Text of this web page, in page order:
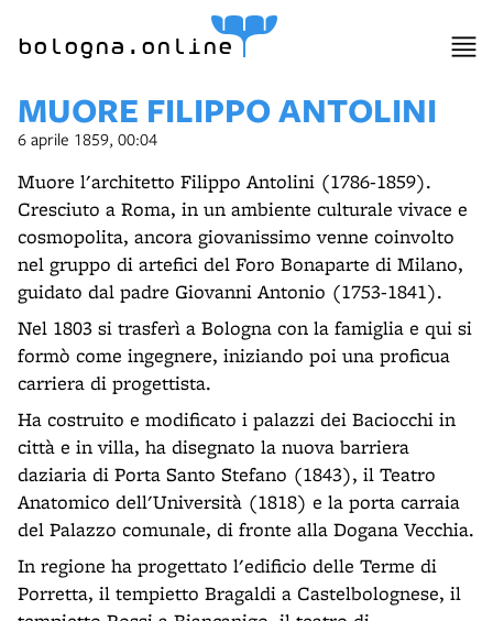
bologna.online
MUORE FILIPPO ANTOLINI
6 aprile 1859, 00:04
Muore l'architetto Filippo Antolini (1786-1859).
Cresciuto a Roma, in un ambiente culturale vivace e
cosmopolita, ancora giovanissimo venne coinvolto
nel gruppo di artefici del Foro Bonaparte di Milano,
guidato dal padre Giovanni Antonio (1753-1841).
Nel 1803 si trasferì a Bologna con la famiglia e qui si
formò come ingegnere, iniziando poi una proficua
carriera di progettista.
Ha costruito e modificato i palazzi dei Baciocchi in
città e in villa, ha disegnato la nuova barriera
daziaria di Porta Santo Stefano (1843), il Teatro
Anatomico dell'Università (1818) e la porta carraia
del Palazzo comunale, di fronte alla Dogana Vecchia.
In regione ha progettato l'edificio delle Terme di
Porretta, il tempietto Bragaldi a Castelbolognese, il